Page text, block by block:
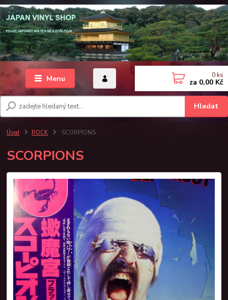
Menu
Hledat
0 ks
za 0,00 Kč
Úvod ROCK SCORPIONS
SCORPIONS